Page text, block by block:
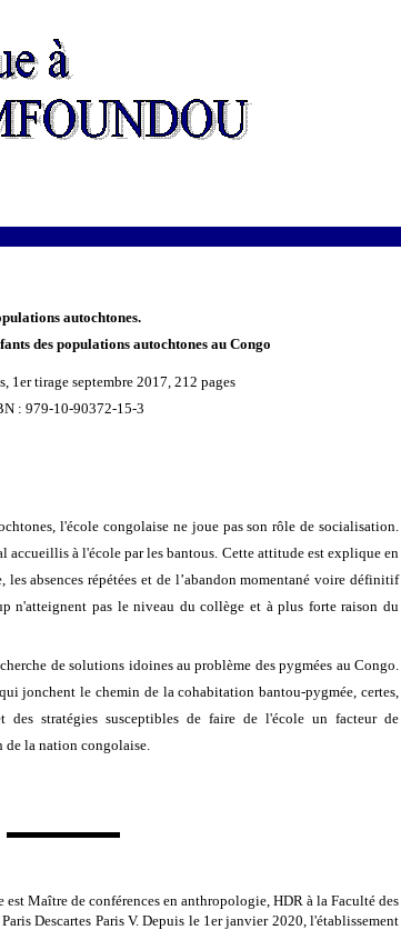
autochtones.
des populations autochtones au Congo
1er tirage septembre 2017, 212 pages
: 979-10-90372-15-3
l'école congolaise ne joue pas son rôle de socialisation.
accueillis à l'école par les bantous. Cette attitude est explique en
absences répétées et de l’abandon momentané voire définitif
n'atteignent pas le niveau du collège et à plus forte raison du
de solutions idoines au problème des pygmées au Congo.
jonchent le chemin de la cohabitation bantou-pygmée, certes,
des stratégies susceptibles de faire de l'école un facteur de
de la nation congolaise.
Maître de conférences en anthropologie, HDR à la Faculté des
Descartes Paris V. Depuis le 1er janvier 2020, l'établissement